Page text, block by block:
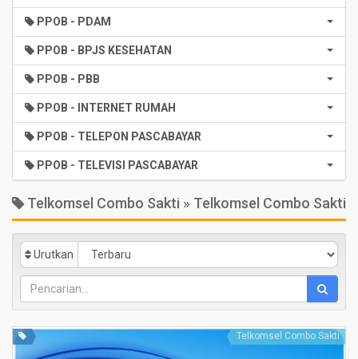
PPOB - PDAM
PPOB - BPJS KESEHATAN
PPOB - PBB
PPOB - INTERNET RUMAH
PPOB - TELEPON PASCABAYAR
PPOB - TELEVISI PASCABAYAR
Telkomsel Combo Sakti » Telkomsel Combo Sakti
Urutkan
Telkomsel Combo Sakti